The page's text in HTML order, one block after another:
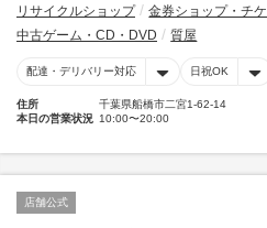
リサイクルショップ 金券ショップ・チ
中古ゲーム・CD・DVD
質屋
配達・デリバリー対応 日祝OK
住所
千葉県船橋市二宮1-62-14
本日の営業状況 10:00〜20:00
店舗公式